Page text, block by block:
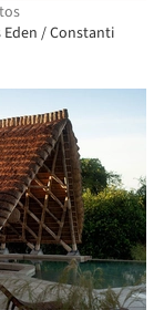
Eden / Constanti